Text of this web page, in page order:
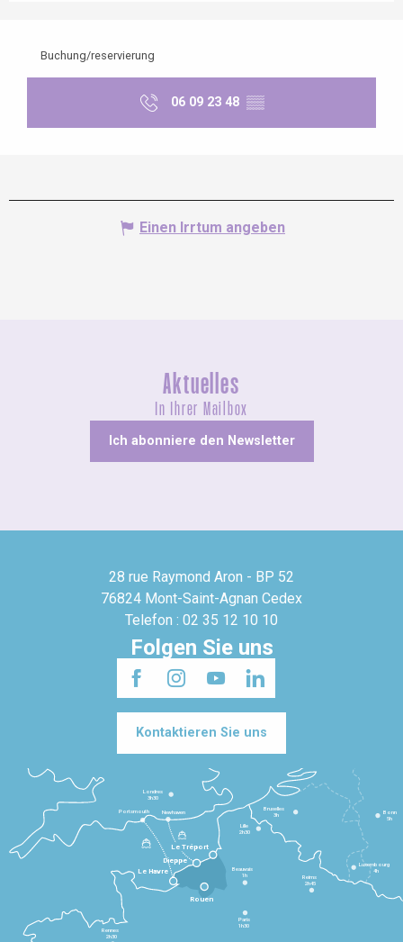
Buchung/reservierung
06 09 23 48 ▒▒
Einen Irrtum angeben
Aktuelles
In Ihrer Mailbox
Ich abonniere den Newsletter
28 rue Raymond Aron - BP 52
76824 Mont-Saint-Agnan Cedex
Telefon : 02 35 12 10 10
Folgen Sie uns
Kontaktieren Sie uns
Le Havre
Dieppe
Le Tréport
Rennes
2h30
Paris
1h30
Beauvais
1h
Reims
2h45
Lille
2h30
Bruxelles
3h
Londres
3h30
Newhaven
Portsmouth
Bonn
5h
Luxembourg
4h
Rouen